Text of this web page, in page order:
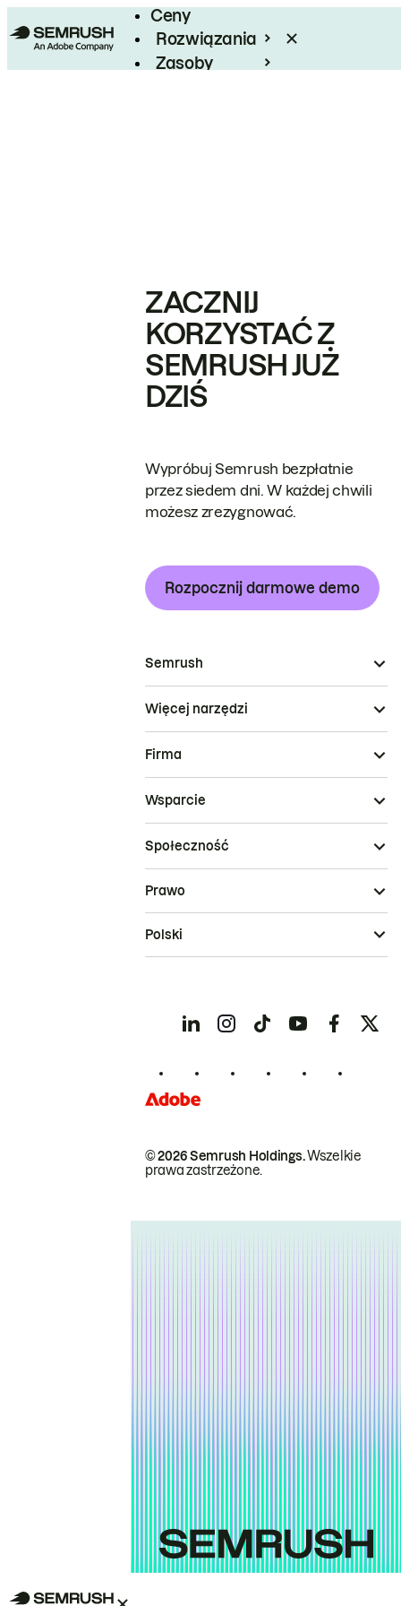
Ceny
Rozwiązania
Zasoby
ZACZNIJ
KORZYSTAĆ Z
SEMRUSH JUŻ
DZIŚ
Wypróbuj Semrush bezpłatnie
przez siedem dni. W każdej chwili
możesz zrezygnować.
Rozpocznij darmowe demo
Semrush
Więcej narzędzi
Firma
Wsparcie
Społeczność
© 2026 Semrush Holdings.Wszelkie
prawa zastrzeżone.
Prawo
Polski